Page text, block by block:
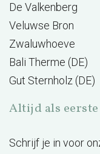
De Valkenberg
Veluwse Bron
Zwaluwhoeve
Bali Therme (DE)
Gut Sternholz (DE)
Altijd als
Schrijf je in voor